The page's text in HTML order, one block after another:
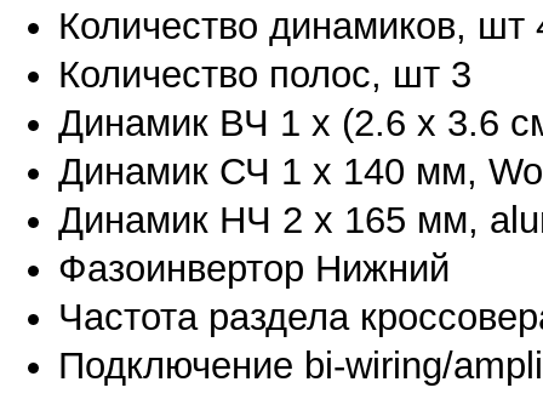
Количество динамиков, шт
Количество полос, шт 3
Динамик ВЧ 1 х (2.6 х 3.6
Динамик СЧ 1 х 140 мм,
Динамик НЧ 2 х 165 мм,
Фазоинвертор Нижний
Частота раздела
Подключение bi-wiring/